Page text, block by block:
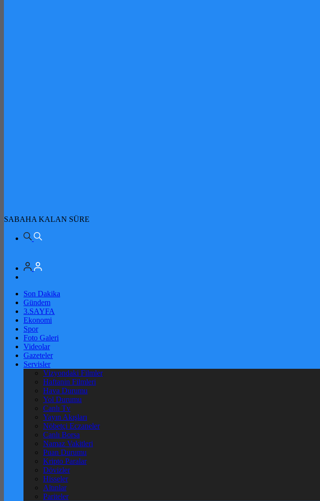
SABAHA KALAN SÜRE
Son Dakika
Gündem
3.SAYFA
Ekonomi
Spor
Foto Galeri
Videolar
Gazeteler
Servisler
Vizyondaki Filmler
Haftanin Filmleri
Hava Durumu
Yol Durumu
Canlı Tv
Yayın Akışları
Nöbetçi Eczaneler
Canlı Borsa
Namaz Vakitleri
Puan Durumu
Kripto Paralar
Dövizler
Hisseler
Altınlar
Pariteler